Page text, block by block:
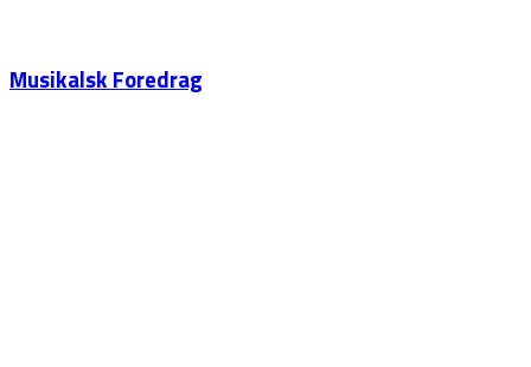
Musikalsk Foredrag